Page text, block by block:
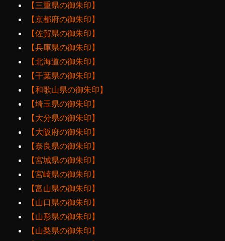
【三重県の御朱印】
【京都府の御朱印】
【佐賀県の御朱印】
【兵庫県の御朱印】
【北海道の御朱印】
【千葉県の御朱印】
【和歌山県の御朱印】
【埼玉県の御朱印】
【大分県の御朱印】
【大阪府の御朱印】
【奈良県の御朱印】
【宮城県の御朱印】
【宮崎県の御朱印】
【富山県の御朱印】
【山口県の御朱印】
【山形県の御朱印】
【山梨県の御朱印】